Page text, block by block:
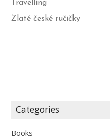
Travelling
Zlaté české ručičky
Categories
Books